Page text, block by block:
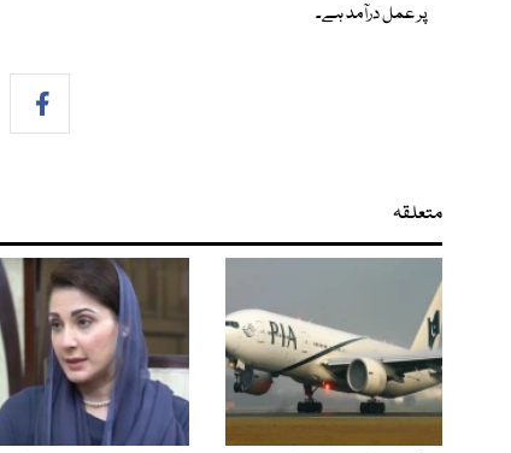
پر عمل درآمد ہے۔
متعلقہ